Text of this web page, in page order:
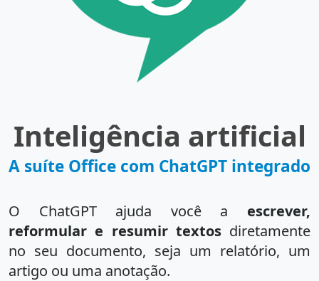
Inteligência artificial
A suíte Office com ChatGPT integrado
O ChatGPT ajuda você a escrever,
reformular e resumir textosdiretamente
no seu documento, seja um relatório, um
artigo ou uma anotação.